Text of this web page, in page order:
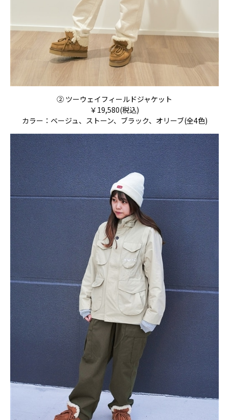
② ツーウェイフィールドジャケット
￥19,580(税込)
カラー：ベージュ、ストーン、ブラック、オリーブ(全4色)